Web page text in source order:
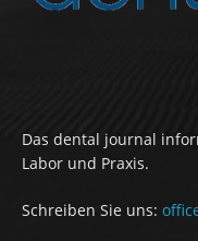
Das dental journal
Labor und Praxis.
Schreiben Sie uns: